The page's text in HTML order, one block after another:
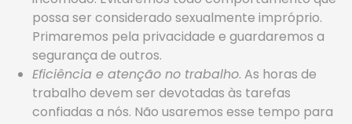
possa ser considerado sexualmente impróprio.
Primaremos pela privacidade e guardaremos a
segurança de outros.
Eficiência e atenção no trabalho. As horas de
trabalho devem ser devotadas às tarefas
confiadas a nós. Não usaremos esse tempo para